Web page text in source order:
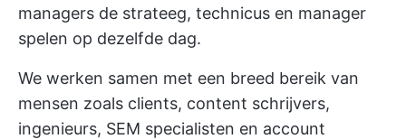
managers de strateeg, technicus en manager
spelen op dezelfde dag.
We werken samen met een breed bereik van
mensen zoals clients, content schrijvers,
ingenieurs, SEM specialisten en account